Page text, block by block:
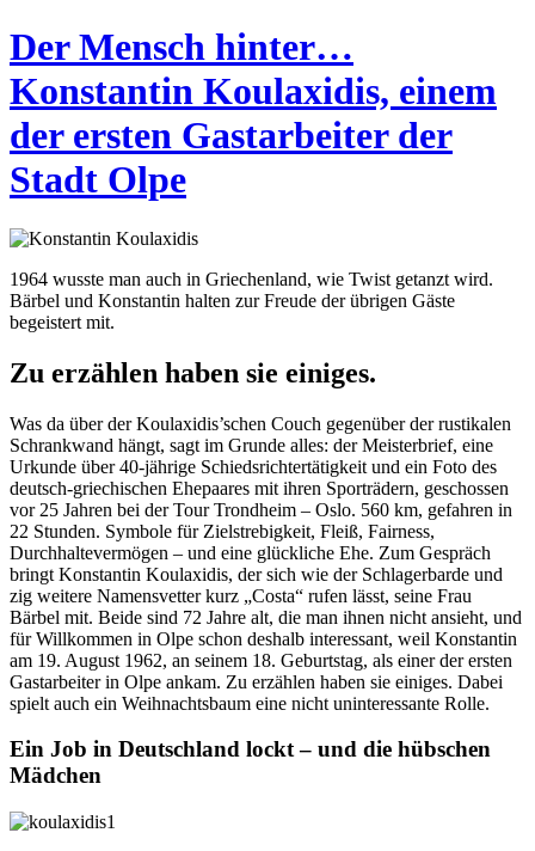
Der Mensch hinter…
Konstantin Koulaxidis, einem
der ersten Gastarbeiter der
Stadt Olpe
1964 wusste man auch in Griechenland, wie Twist getanzt wird.
Bärbel und Konstantin halten zur Freude der übrigen Gäste
begeistert mit.
Zu erzählen haben sie einiges.
Was da über der Koulaxidis’schen Couch gegenüber der rustikalen
Schrankwand hängt, sagt im Grunde alles: der Meisterbrief, eine
Urkunde über 40-jährige Schiedsrichtertätigkeit und ein Foto des
deutsch-griechischen Ehepaares mit ihren Sporträdern, geschossen
vor 25 Jahren bei der Tour Trondheim – Oslo. 560 km, gefahren in
22 Stunden. Symbole für Zielstrebigkeit, Fleiß, Fairness,
Durchhaltevermögen – und eine glückliche Ehe. Zum Gespräch
bringt Konstantin Koulaxidis, der sich wie der Schlagerbarde und
zig weitere Namensvetter kurz „Costa“ rufen lässt, seine Frau
Bärbel mit. Beide sind 72 Jahre alt, die man ihnen nicht ansieht, und
für Willkommen in Olpe schon deshalb interessant, weil Konstantin
am 19. August 1962, an seinem 18. Geburtstag, als einer der ersten
Gastarbeiter in Olpe ankam. Zu erzählen haben sie einiges. Dabei
spielt auch ein Weihnachtsbaum eine nicht uninteressante Rolle.
Ein Job in Deutschland lockt – und die hübschen
Mädchen